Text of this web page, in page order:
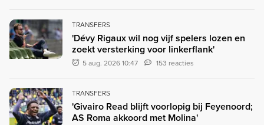
TRANSFERS
'Dévy Rigaux wil nog vijf spelers lozen en
zoekt versterking voor linkerflank'
5 aug. 2026 10:47 153 reacties
TRANSFERS
'Givairo Read blijft voorlopig bij Feyenoord;
AS Roma akkoord met Molina'